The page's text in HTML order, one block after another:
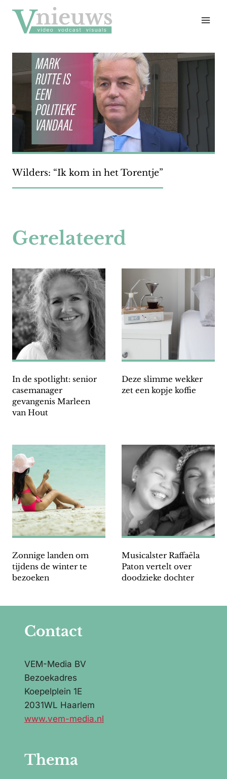
naar
inhoud
Wilders: “Ik kom in het Torentje”
Gerelateerd
In de spotlight: senior
casemanager
gevangenis Marleen
van Hout
Deze slimme wekker
zet een kopje koffie
Zonnige landen om
tijdens de winter te
bezoeken
Musicalster Raffaëla
Paton vertelt over
doodzieke dochter
Contact
VEM-Media BV
Bezoekadres
Koepelplein 1E
2031WL Haarlem
www.vem-media.nl
Thema